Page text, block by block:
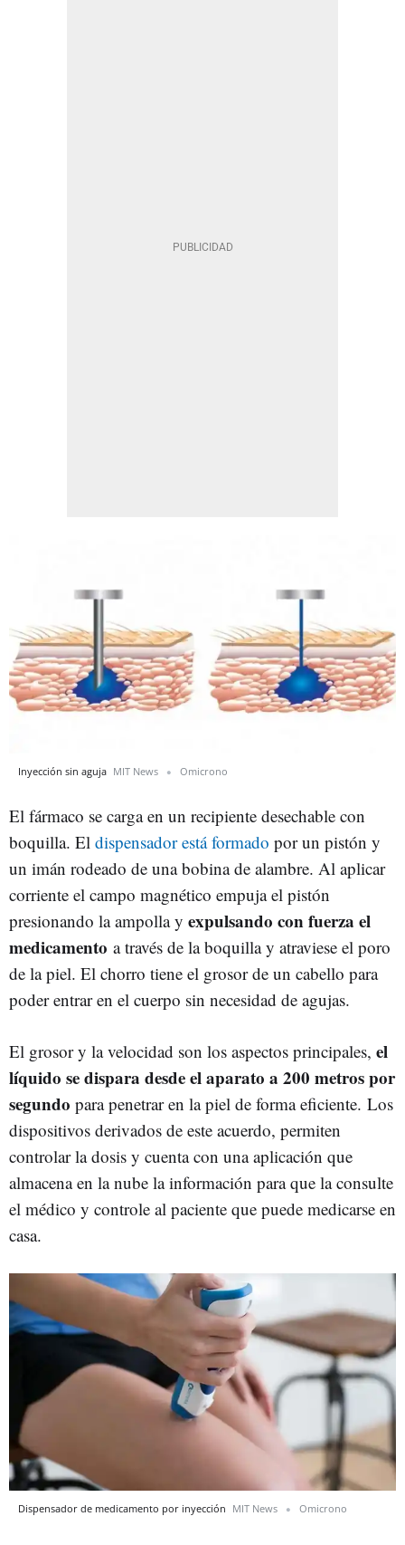
Inyección sin aguja MIT News Omicrono
El fármaco se carga en un recipiente desechable con
boquilla. El dispensador está formado por un pistón y
un imán rodeado de una bobina de alambre. Al aplicar
corriente el campo magnético empuja el pistón
presionando la ampolla y expulsando con fuerza el
medicamento a través de la boquilla y atraviese el poro
de la piel. El chorro tiene el grosor de un cabello para
poder entrar en el cuerpo sin necesidad de agujas.
El grosor y la velocidad son los aspectos principales, el
líquido se dispara desde el aparato a 200 metros por
segundo para penetrar en la piel de forma eficiente. Los
dispositivos derivados de este acuerdo, permiten
controlar la dosis y cuenta con una aplicación que
almacena en la nube la información para que la consulte
el médico y controle al paciente que puede medicarse en
casa.
Dispensador de medicamento por inyección MIT News Omicrono